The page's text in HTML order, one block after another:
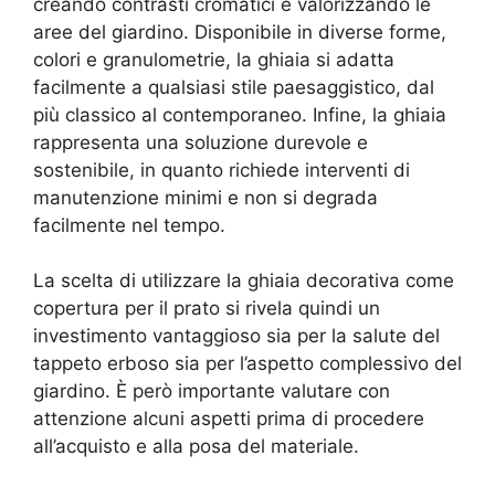
aree del giardino. Disponibile in diverse forme,
colori e granulometrie, la ghiaia si adatta
facilmente a qualsiasi stile paesaggistico, dal
più classico al contemporaneo. Infine, la ghiaia
rappresenta una soluzione durevole e
sostenibile, in quanto richiede interventi di
manutenzione minimi e non si degrada
facilmente nel tempo.
La scelta di utilizzare la ghiaia decorativa come
copertura per il prato si rivela quindi un
investimento vantaggioso sia per la salute del
tappeto erboso sia per l’aspetto complessivo del
giardino. È però importante valutare con
attenzione alcuni aspetti prima di procedere
all’acquisto e alla posa del materiale.